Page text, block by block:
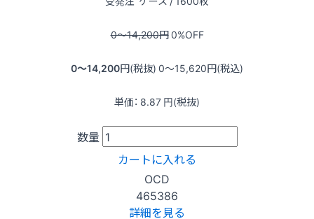
0〜14,200円0%OFF
0〜14,200円(税抜) 0〜15,620円(税込)
単価： 8.87 円(税抜)
数量
カートに入れる
OCD
465386
詳細を見る